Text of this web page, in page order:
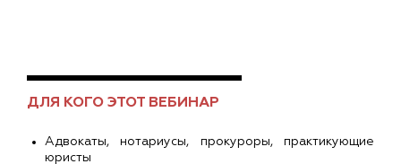
ДЛЯ КОГО ЭТОТ ВЕБИНАР
Адвокаты, нотариусы, прокуроры, практикующие
юристы